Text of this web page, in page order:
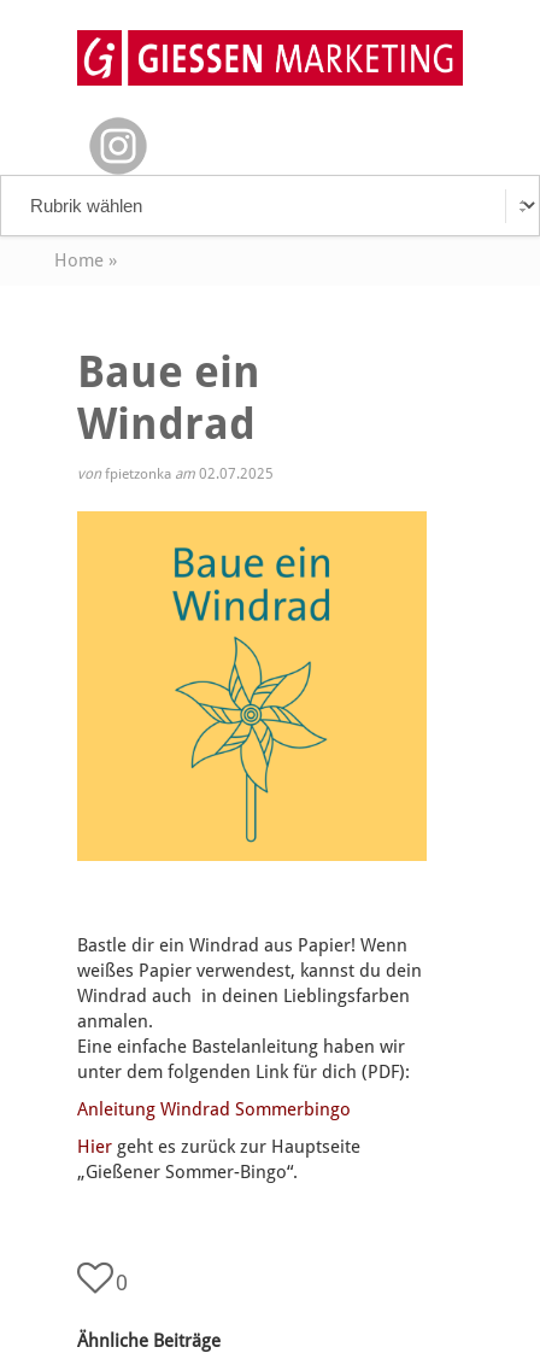
Home»
Baue ein
Windrad
von fpietzonka am 02.07.2025
Bastle dir ein Windrad aus Papier! Wenn
weißes Papier verwendest, kannst du dein
Windrad auch in deinen Lieblingsfarben
anmalen.
Eine einfache Bastelanleitung haben wir
unter dem folgenden Link für dich (PDF):
Anleitung Windrad Sommerbingo
Hier geht es zurück zur Hauptseite
„Gießener Sommer-Bingo“.
0
Ähnliche Beiträge